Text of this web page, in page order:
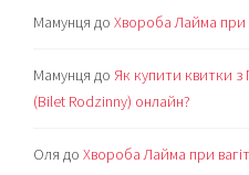
Мамунця доХвороба Лайма при
Мамунця до Як купити квитки з
(Bilet Rodzinny) онлайн?
Оля доХвороба Лайма при